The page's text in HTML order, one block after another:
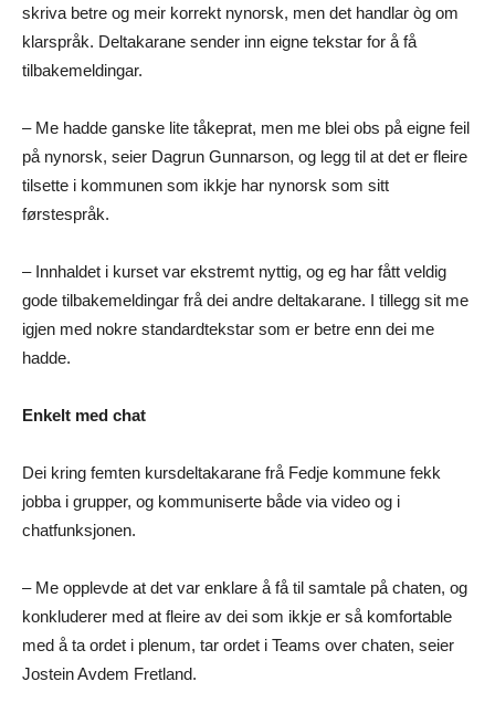
skriva betre og meir korrekt nynorsk, men det handlar òg om
klarspråk. Deltakarane sender inn eigne tekstar for å få
tilbakemeldingar.
– Me hadde ganske lite tåkeprat, men me blei obs på eigne feil
på nynorsk, seier Dagrun Gunnarson, og legg til at det er fleire
tilsette i kommunen som ikkje har nynorsk som sitt
førstespråk.
– Innhaldet i kurset var ekstremt nyttig, og eg har fått veldig
gode tilbakemeldingar frå dei andre deltakarane. I tillegg sit me
igjen med nokre standardtekstar som er betre enn dei me
hadde.
Enkelt med chat
Dei kring femten kursdeltakarane frå Fedje kommune fekk
jobba i grupper, og kommuniserte både via video og i
chatfunksjonen.
– Me opplevde at det var enklare å få til samtale på chaten, og
konkluderer med at fleire av dei som ikkje er så komfortable
med å ta ordet i plenum, tar ordet i Teams over chaten, seier
Jostein Avdem Fretland.